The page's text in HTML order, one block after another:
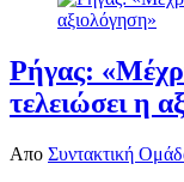
Ρήγας:
τελειώσει η
Απο Συντακτική